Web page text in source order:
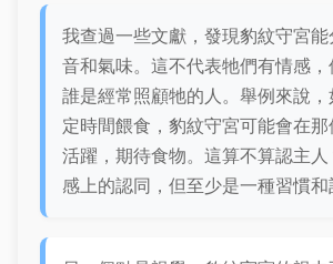
我查過一些文獻，發現豹紋守宮
音和氣味。這不代表牠們有情感
誰是經常照顧牠的人。舉例來說
定時間餵食，豹紋守宮可能會在
活躍，期待食物。這算不算認主
感上的認同，但至少是一種習慣和